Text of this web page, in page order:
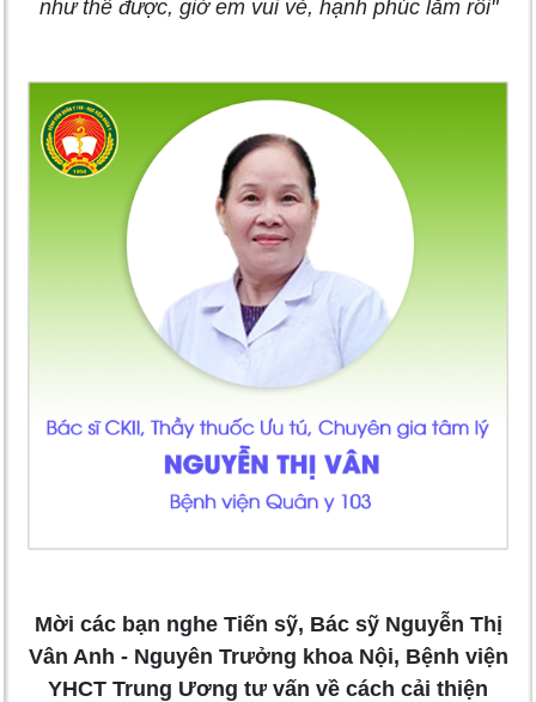
như thế được, giờ em vui vẻ, hạnh phúc lắm rồi"
Mời các bạn nghe Tiến sỹ, Bác sỹ Nguyễn Thị
Vân Anh - Nguyên Trưởng khoa Nội, Bệnh viện
YHCT Trung Ương tư vấn về cách cải thiện